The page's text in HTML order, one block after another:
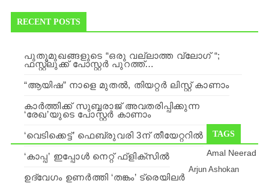
navigation
RECENT POSTS
പുതുമുഖങ്ങളുടെ “ഒരു വല്ലാത്ത വ്ലോഗ് “;
ഫസ്റ്റ്ലുക്ക് പോസ്റ്റർ പുറത്ത്…
“ആയിഷ” നാളെ മുതല്‍, തിയറ്റര്‍ ലിസ്റ്റ് കാണാം
കാർത്തിക്ക് സുബ്ബരാജ് അവതരിപ്പിക്കുന്ന
‘രേഖ’യുടെ പോസ്റ്റർ കാണാം
‘വെടിക്കെട്ട്’ ഫെബ്രുവരി 3ന് തീയേറ്ററില്‍
‘കാപ്പ’ ഇപ്പോള്‍ നെറ്റ് ഫ്ളിക്സില്‍
ഉദ്വേഗം ഉണര്‍ത്തി ‘തങ്കം’ ട്രെയിലര്‍
TAGS
Amal Neerad
Arjun Ashokan